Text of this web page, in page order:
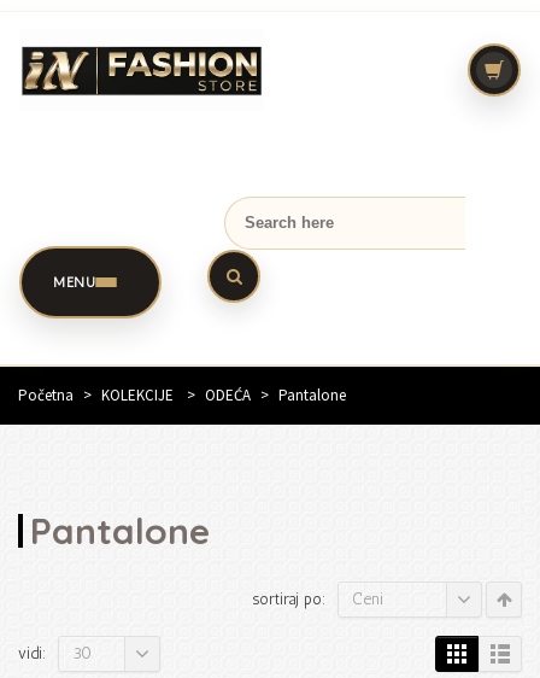
MENU
Početna > KOLEKCIJE > ODEĆA > Pantalone
Pantalone
sortiraj po: Ceni
vidi: 30